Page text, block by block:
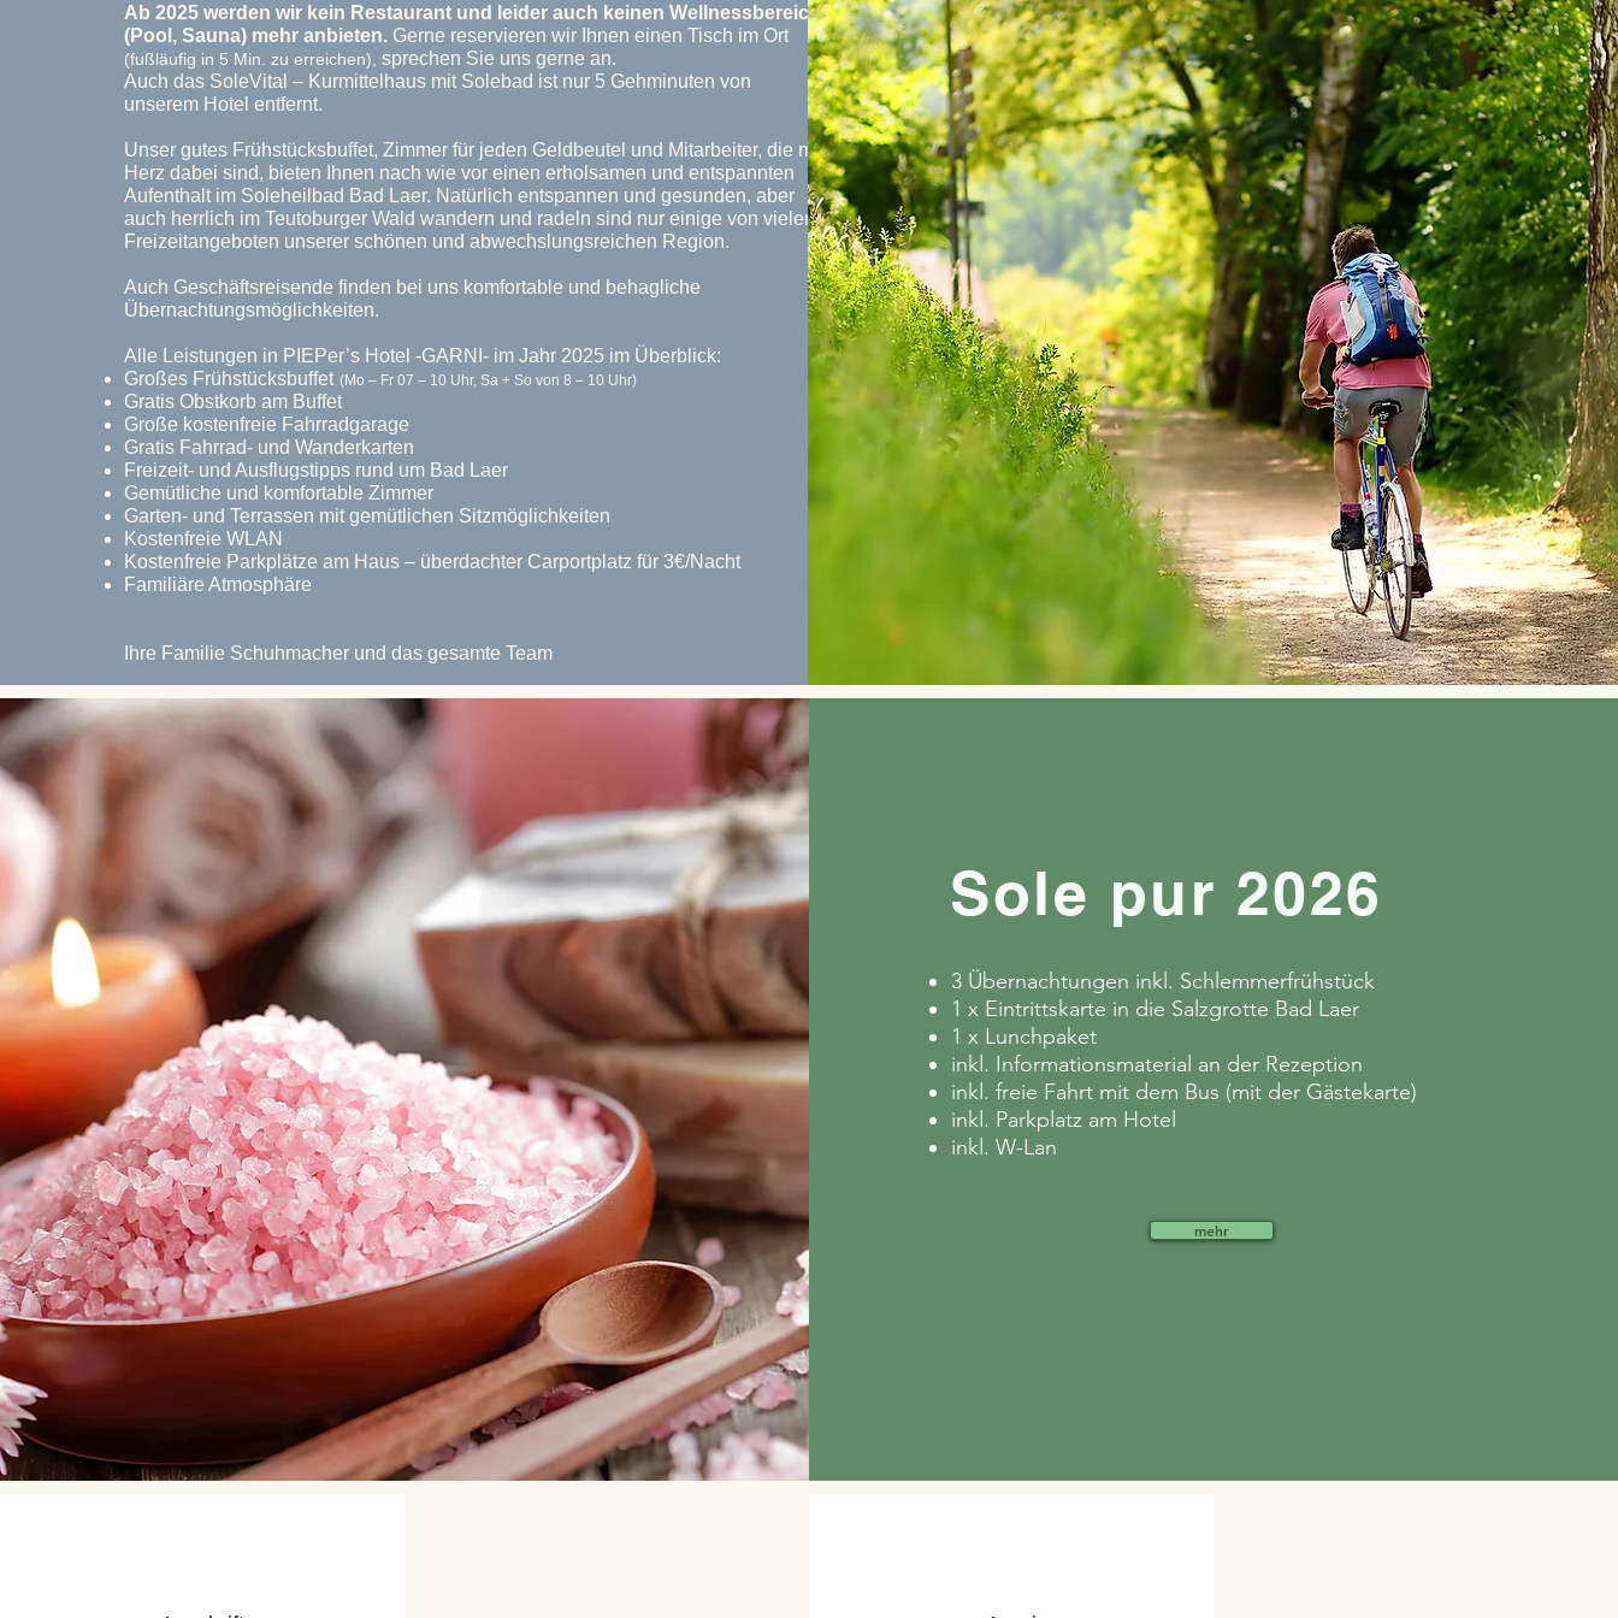
Ab 2025 werden wir kein Restaurant und leider auch keinen Wellnessbereich
(Pool, Sauna) mehr anbieten.Gerne reservieren wir Ihnen einen Tisch im Ort
(fußläufig in 5 Min. zu erreichen), sprechen Sie uns gerne an.
Auch das SoleVital – Kurmittelhaus mit Solebad ist nur 5 Gehminuten von
unserem Hotel entfernt.
Unser gutes Frühstücksbuffet, Zimmer für jeden Geldbeutel und Mitarbeiter, die mit
Herz dabei sind, bieten Ihnen nach wie vor einen erholsamen und entspannten
Aufenthalt im Soleheilbad Bad Laer. Natürlich entspannen und gesunden, aber
auch herrlich im Teutoburger Wald wandern und radeln sind nur einige von vielen
Freizeitangeboten unserer schönen und abwechslungsreichen Region.
Auch Geschäftsreisende finden bei uns komfortable und behagliche
Übernachtungsmöglichkeiten.
Alle Leistungen in PIEPer’s Hotel -GARNI- im Jahr 2025 im Überblick:
Großes Frühstücksbuffet (Mo – Fr 07 – 10 Uhr, Sa + So von 8 – 10 Uhr)
Gratis Obstkorb am Buffet
Große kostenfreie Fahrradgarage
Gratis Fahrrad- und Wanderkarten
Freizeit- und Ausflugstipps rund um Bad Laer
Gemütliche und komfortable Zimmer
Garten- und Terrassen mit gemütlichen Sitzmöglichkeiten
Kostenfreie WLAN
Kostenfreie Parkplätze am Haus – überdachter Carportplatz für 3€/Nacht
Familiäre Atmosphäre
Ihre Familie Schuhmacher und das gesamte Team
Sole pur 2026
3 Übernachtungen inkl. Schlemmerfrühstück
1 x Eintrittskarte in die Salzgrotte Bad Laer
1 x Lunchpaket
inkl. Informationsmaterial an der Rezeption
inkl. freie Fahrt mit dem Bus (mit der Gästekarte)
inkl. Parkplatz am Hotel
inkl. W-Lan
mehr